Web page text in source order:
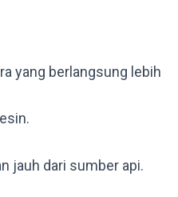
yang berlangsung lebih
jauh dari sumber api.